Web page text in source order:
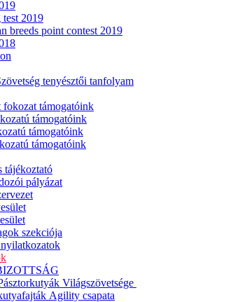
2019
breeds point contest 2019
tenyésztői tanfolyam
fokozat támogatóink
támogatóink
támogatóink
támogatóink
tájékoztató
pályázat
szekciója
Világszövetsége
Agility csapata